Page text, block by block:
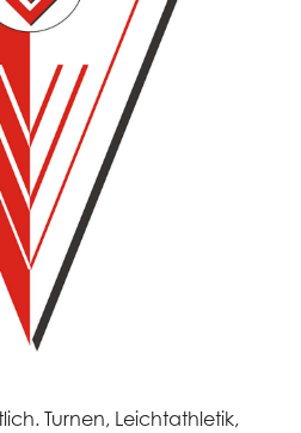
Turnen, Leichtathletik,